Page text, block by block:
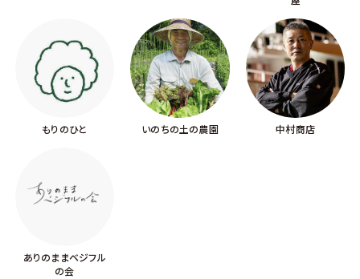
もりのひと いのちの土の農園 中村商店
ありのままベジフル
の会